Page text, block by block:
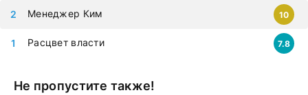
Расцвет власти 7.8
Менеджер Ким 10
Не пропустите также!